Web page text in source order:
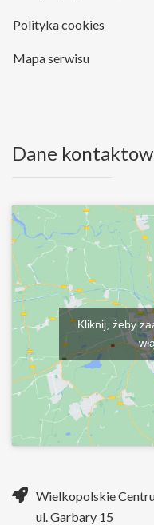
Polityka cookies
Mapa serwisu
Dane
Kliknij, żeby
Wielkopolskie
ul. Garbary 15